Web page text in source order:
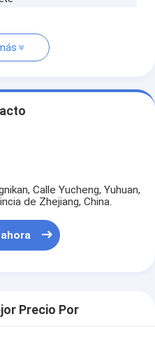
Calle Yucheng, Yuhuan,
de Zhejiang, China.
Precio Por